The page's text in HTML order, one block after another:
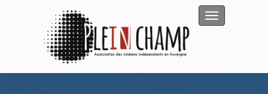
Afficher/
Cinéma la Capitelle